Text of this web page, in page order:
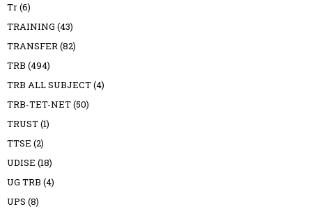
Tr(6)
TRAINING (43)
TRANSFER(82)
TRB (494)
TRB ALL SUBJECT(4)
TRB-TET-NET(50)
TRUST(1)
TTSE (2)
UDISE (18)
UG TRB (4)
UPS (8)